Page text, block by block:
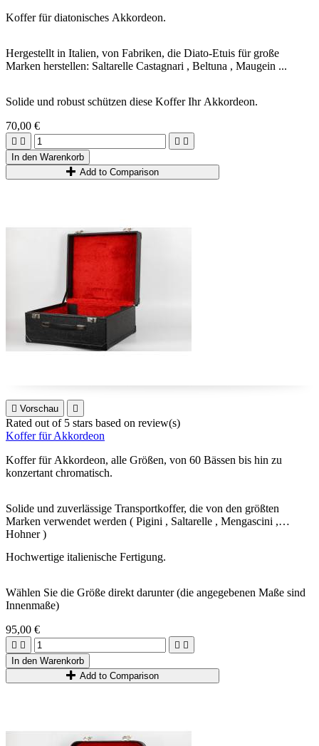
Koffer für diatonisches Akkordeon.
Hergestellt in Italien, von Fabriken, die Diato-Etuis für große
Marken herstellen: Saltarelle Castagnari , Beltuna , Maugein ...
Solide und robust schützen diese Koffer Ihr Akkordeon.
70,00 €
   
In den Warenkorb
Add to Comparison
 Vorschau 
Rated out of 5 stars based on review(s)
Koffer für Akkordeon
Koffer für Akkordeon, alle Größen, von 60 Bässen bis hin zu
konzertant chromatisch.
Solide und zuverlässige Transportkoffer, die von den größten
Marken verwendet werden ( Pigini , Saltarelle , Mengascini ,
Hohner )
Hochwertige italienische Fertigung.
Wählen Sie die Größe direkt darunter (die angegebenen Maße sind
Innenmaße)
95,00 €
   
In den Warenkorb
Add to Comparison